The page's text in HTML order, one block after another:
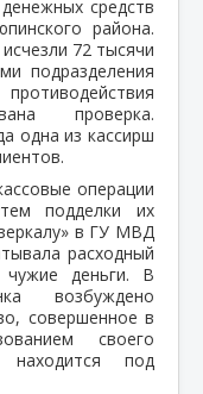
средств
района.
72 тысячи
подразделения
проверка.
одна из кассирш
операции
подделки их
в ГУ МВД
расходный
чужие деньги. В
возбуждено
совершенное в
своего
под